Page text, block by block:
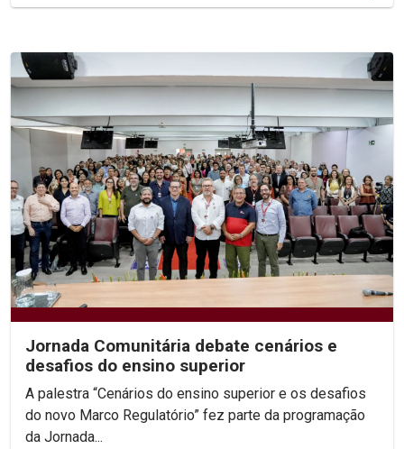
Jornada Comunitária debate cenários e
desafios do ensino superior
A palestra “Cenários do ensino superior e os desafios
do novo Marco Regulatório” fez parte da programação
da Jornada...